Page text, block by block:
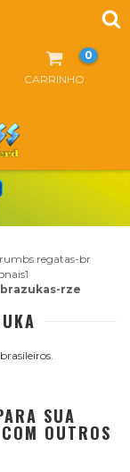
CARRINHO
0
br
rze
SUA
OUTROS